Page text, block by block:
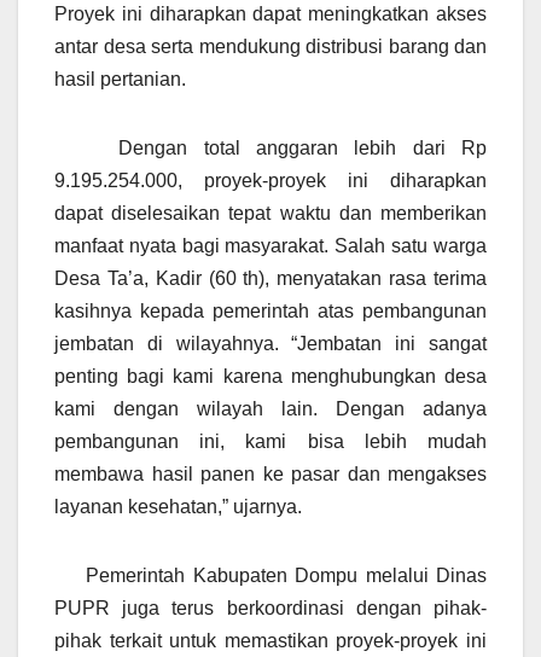
Proyek ini diharapkan dapat meningkatkan akses
antar desa serta mendukung distribusi barang dan
hasil pertanian.
Dengan total anggaran lebih dari Rp
9.195.254.000, proyek-proyek ini diharapkan
dapat diselesaikan tepat waktu dan memberikan
manfaat nyata bagi masyarakat. Salah satu warga
Desa Ta’a, Kadir (60 th), menyatakan rasa terima
kasihnya kepada pemerintah atas pembangunan
jembatan di wilayahnya. “Jembatan ini sangat
penting bagi kami karena menghubungkan desa
kami dengan wilayah lain. Dengan adanya
pembangunan ini, kami bisa lebih mudah
membawa hasil panen ke pasar dan mengakses
layanan kesehatan,” ujarnya.
Pemerintah Kabupaten Dompu melalui Dinas
PUPR juga terus berkoordinasi dengan pihak-
pihak terkait untuk memastikan proyek-proyek ini